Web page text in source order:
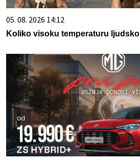
05. 08. 2026 14:12
Koliko visoku temperaturu